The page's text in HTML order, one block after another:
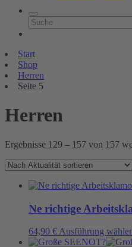
Start
Shop
Herren
Seite 5
Herren
Ergebnisse 129 – 157 von 157
Ne richtige
64,90 € Ausführung